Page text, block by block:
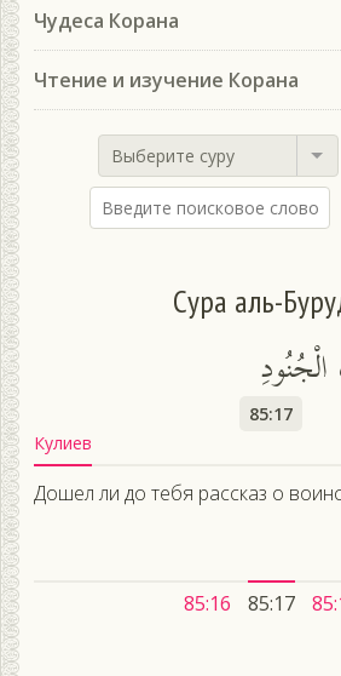
Чудеса Корана
Чтение и изучение Корана
Выберите суру
Сура аль-
85:17
Кулиев
Дошел ли до тебя рассказ о
85:16 85:17